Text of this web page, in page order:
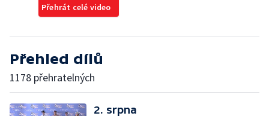
Přehrát celé video
Přehled dílů
1178 přehratelných
2. srpna